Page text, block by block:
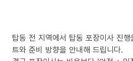
탑동 전 지역에서 탑동 포장이사 진
트와 준비 방향을 안내해 드립니다.